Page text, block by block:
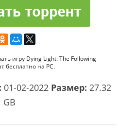
игру Dying Light: The Following -
бесплатно на PC.
01-02-2022 Размер: 27.32
GB